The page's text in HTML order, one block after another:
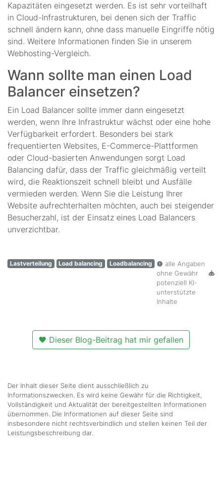
Kapazitäten eingesetzt werden. Es ist sehr vorteilhaft
in Cloud-Infrastrukturen, bei denen sich der Traffic
schnell ändern kann, ohne dass manuelle Eingriffe nötig
sind. Weitere Informationen finden Sie in unserem
Webhosting-Vergleich.
Wann sollte man einen Load
Balancer einsetzen?
Ein Load Balancer sollte immer dann eingesetzt
werden, wenn Ihre Infrastruktur wächst oder eine hohe
Verfügbarkeit erfordert. Besonders bei stark
frequentierten Websites, E-Commerce-Plattformen
oder Cloud-basierten Anwendungen sorgt Load
Balancing dafür, dass der Traffic gleichmäßig verteilt
wird, die Reaktionszeit schnell bleibt und Ausfälle
vermieden werden. Wenn Sie die Leistung Ihrer
Website aufrechterhalten möchten, auch bei steigender
Besucherzahl, ist der Einsatz eines Load Balancers
unverzichtbar.
Lastverteilung Load balancing Loadbalancing
alle Angaben
ohne Gewähr
potenziell KI-
unterstützte
Inhalte
Dieser Blog-Beitrag hat mir gefallen
Der Inhalt dieser Seite dient ausschließlich zu
Informationszwecken. Es wird keine Gewähr für die Richtigkeit,
Vollständigkeit und Aktualität der bereitgestellten Informationen
übernommen. Die Informationen auf dieser Seite sind
insbesondere nicht rechtsverbindlich und stellen keinen Teil der
Leistungsbeschreibung dar.